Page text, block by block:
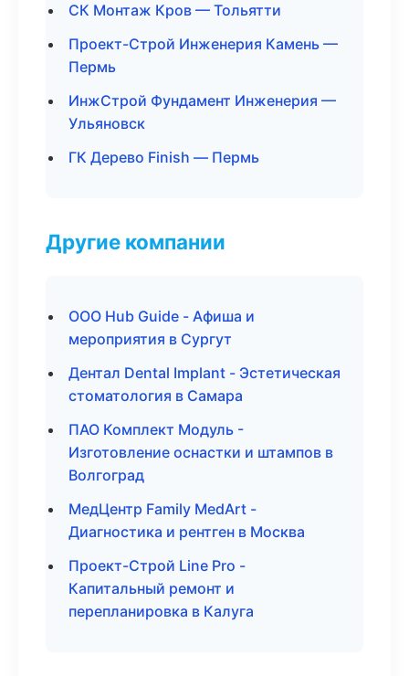
СК Монтаж Кров — Тольятти
Проект-Строй Инженерия Камень —
Пермь
ИнжСтрой Фундамент Инженерия —
Ульяновск
ГК Дерево Finish — Пермь
Другие компании
ООО Hub Guide - Афиша и
мероприятия в Сургут
Дентал Dental Implant - Эстетическая
стоматология в Самара
ПАО Комплект Модуль -
Изготовление оснастки и штампов в
Волгоград
МедЦентр Family MedArt -
Диагностика и рентген в Москва
Проект-Строй Line Pro -
Капитальный ремонт и
перепланировка в Калуга